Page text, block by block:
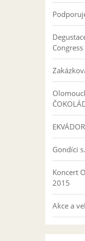
Congress
EKVÁDOR
Gondíci
Koncert
2015
Akce a